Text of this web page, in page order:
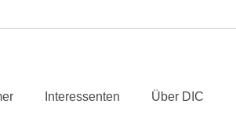
Interessenten Über DIC